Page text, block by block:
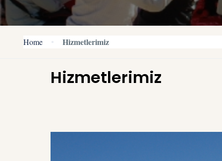
Home Hizmetlerimiz
Hizmetlerimiz